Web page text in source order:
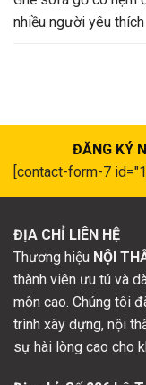
nhiều người yêu thích
ĐĂNG KÝ
[contact-form-7
ĐỊA CHỈ LIÊN HỆ
Thương hiệu NỘI
thành viên ưu tú và
môn cao. Chúng tôi
trình xây dựng, nội
sự hài lòng cao cho